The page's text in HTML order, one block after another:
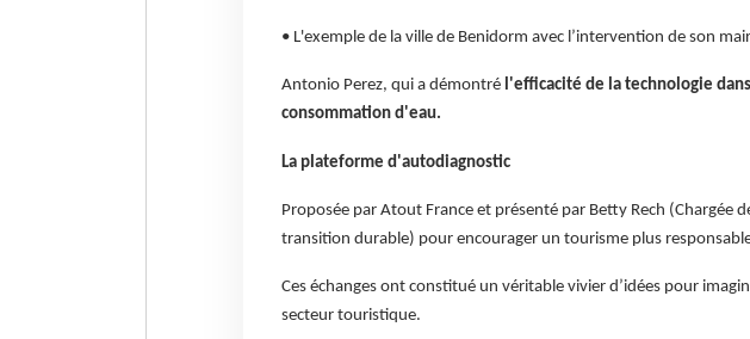
• L'exemple de la ville de Benidorm avec l’intervention de son
Antonio Perez, qui a démontré l'efficacité de la technologie
consommation d'eau.
La plateforme d'autodiagnostic
Proposée par Atout France et présenté par Betty Rech (Chargée
transition durable) pour encourager un tourisme plus
Ces échanges ont constitué un véritable vivier d’idées pour
secteur touristique.